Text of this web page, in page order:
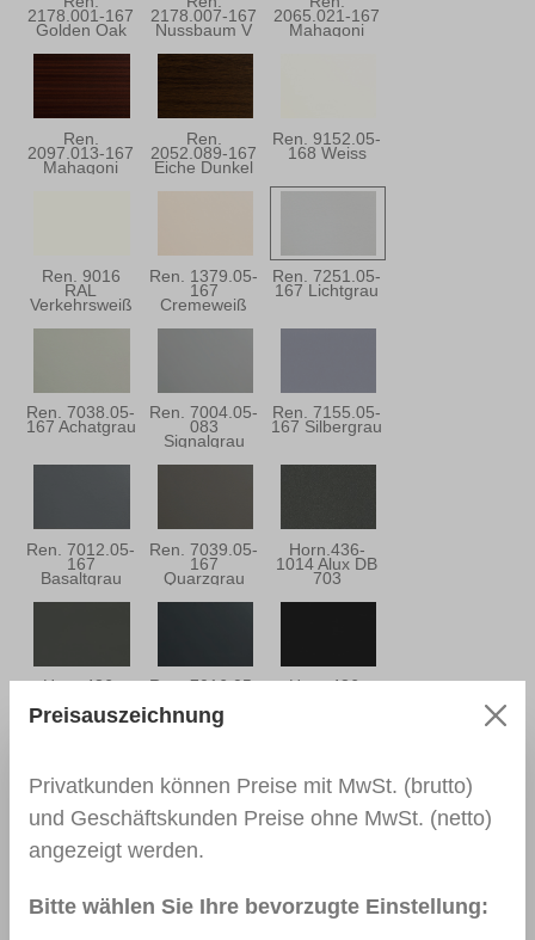
2178.001-167
Golden Oak
2178.007-167
Nussbaum V
2065.021-167
Mahagoni
Ren.
2097.013-167
Mahagoni
Ren.
2052.089-167
Eiche Dunkel
Ren. 9152.05-
168 Weiss
Ren. 9016
RAL
Verkehrsweiß
Ren. 1379.05-
167
Cremeweiß
Ren. 7251.05-
167 Lichtgrau
Ren. 7038.05-
167 Achatgrau
Ren. 7004.05-
083
Signalgrau
Ren. 7155.05-
167 Silbergrau
Ren. 7012.05-
167
Basaltgrau
Ren. 7039.05-
167
Quarzgrau
Horn.436-
1014 Alux DB
703
Horn.436-
Basaltgrau
Ren. 7016.05-
Anthrazitgrau
Horn.436-
Ren. 7016.05 -
Anthrazitgrau
Ren. 7015.05-
Schiefergrau
Ren. 5150.05-
Preisauszeichnung
Privatkunden können Preise mit MwSt. (brutto)
und Geschäftskunden Preise ohne MwSt. (netto)
angezeigt werden.
Bitte wählen Sie Ihre bevorzugte Einstellung: